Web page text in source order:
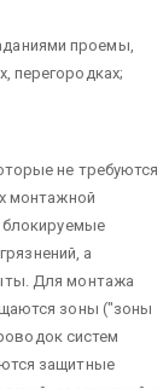
проемы,
перего­родках;
не требуются
монтажной
блокируемые
а
Для монтажа
зоны ("зоны
сис­тем
защитные